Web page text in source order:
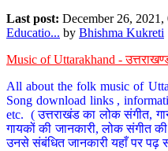
Last post: December 26,
Educatio... by Bhishma Kukreti
Music of Uttarakhand -
All about the folk music of
Song download links ,
etc. ( उत्तराखंड का लोक संगीत,
गायकों की जानकारी, लोक संगीत
उनसे संबंधित जानकारी यहाँ पर पढ़